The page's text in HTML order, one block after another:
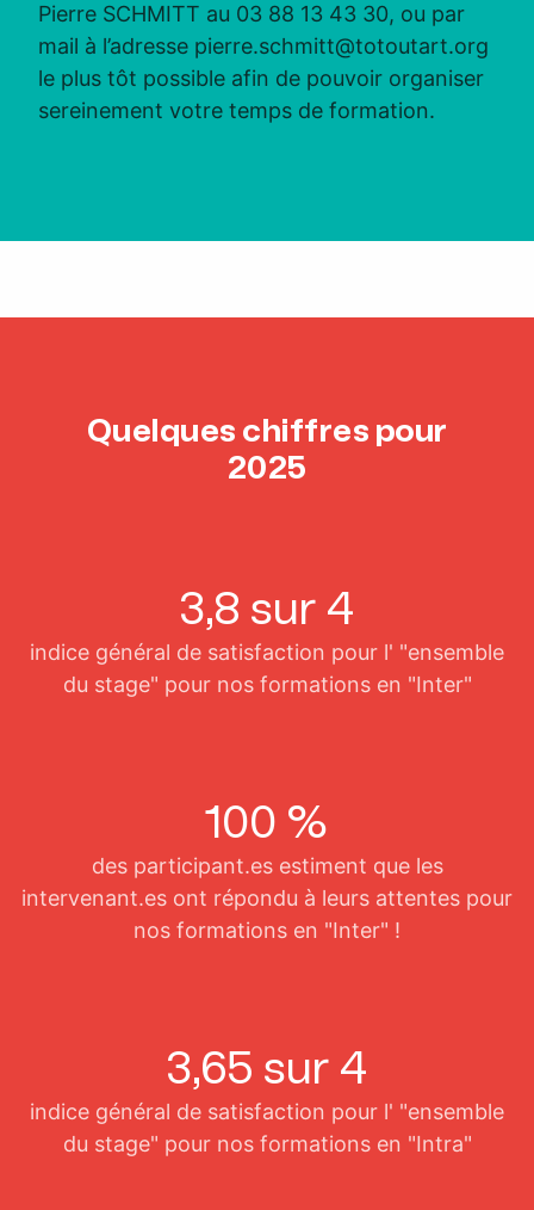
Pierre SCHMITT au 03 88 13 43 30, ou par
mail à l’adresse pierre.schmitt@totoutart.org
le plus tôt possible afin de pouvoir organiser
sereinement votre temps de formation.
Quelques chiffres pour
2025
3,8 sur 4
indice général de satisfaction pour l' "ensemble
du stage" pour nos formations en "Inter"
100 %
des participant.es estiment que les
intervenant.es ont répondu à leurs attentes pour
nos formations en "Inter" !
3,65 sur 4
indice général de satisfaction pour l' "ensemble
du stage" pour nos formations en "Intra"